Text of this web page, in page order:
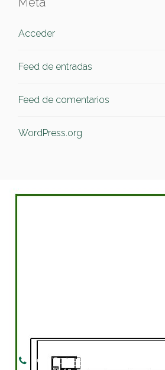
Acceder
Feed de entradas
Feed de comentarios
WordPress.org
+34 609 554 014